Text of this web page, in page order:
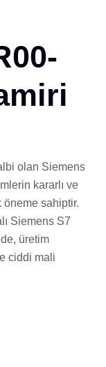
olan Siemens
kararlı ve
öneme sahiptir.
Siemens S7
üretim
ciddi mali